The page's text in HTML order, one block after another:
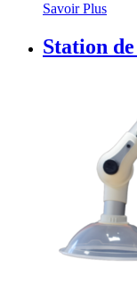
Savoir Plus
Station